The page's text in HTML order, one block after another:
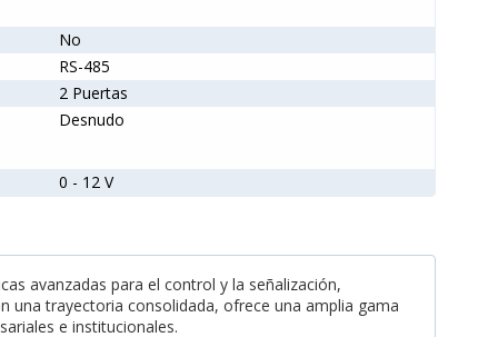
No
RS-485
2 Puertas
Desnudo
0 - 12 V
avanzadas para el control y la señalización,
una trayectoria consolidada, ofrece una amplia gama
e institucionales.